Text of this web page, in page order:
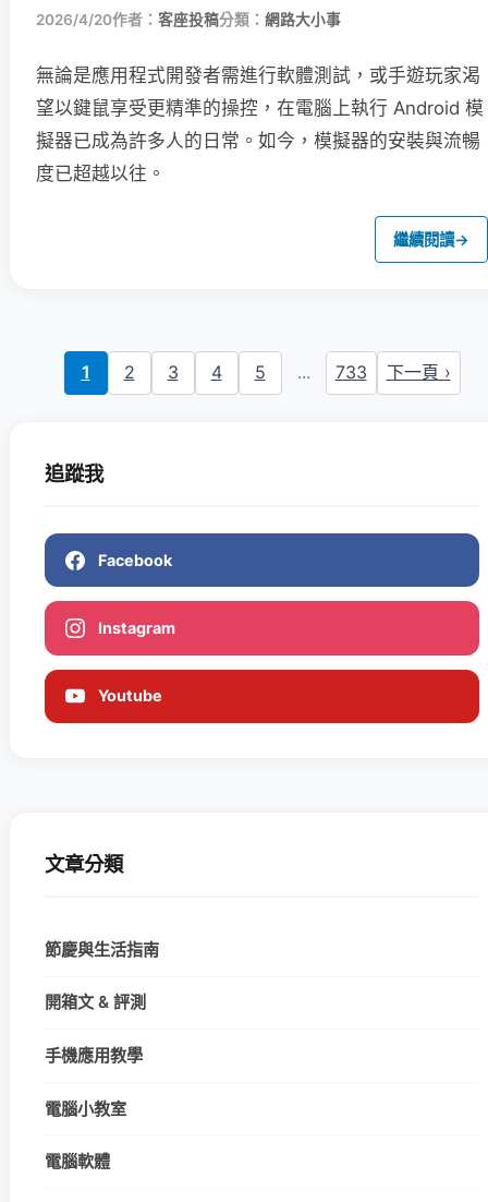
2026/4/20作者： 客座投稿分類： 網路大小事
無論是應用程式開發者需進行軟體測試，或手遊玩家渴
望以鍵鼠享受更精準的操控，在電腦上執行 Android 模
擬器已成為許多人的日常。如今，模擬器的安裝與流暢
度已超越以往。
繼續閱讀→
1 2 3 4 5 ... 733 下一頁 ›
追蹤我
Facebook
Instagram
Youtube
文章分類
節慶與生活指南
開箱文 & 評測
手機應用教學
電腦小教室
電腦軟體